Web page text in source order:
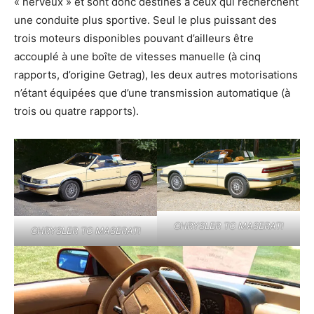
une conduite plus sportive. Seul le plus puissant des
trois moteurs disponibles pouvant d’ailleurs être
accouplé à une boîte de vitesses manuelle (à cinq
rapports, d’origine Getrag), les deux autres motorisations
n’étant équipées que d’une transmission automatique (à
trois ou quatre rapports).
CHRYSLER TC MASERATI CHRYSLER TC MASERATI